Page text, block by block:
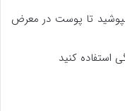
تا پوست در معرض
استفاده کنید